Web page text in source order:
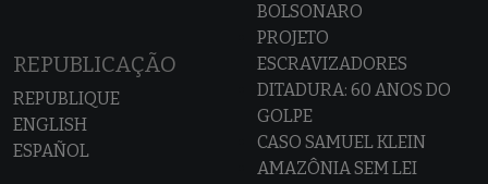
REPUBLICAÇÃO
REPUBLIQUE
ENGLISH
ESPAÑOL
BOLSONARO
PROJETO
ESCRAVIZADORES
DITADURA: 60 ANOS DO
GOLPE
CASO SAMUEL KLEIN
AMAZÔNIA SEM LEI